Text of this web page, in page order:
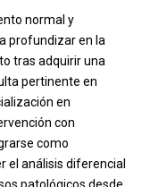
normal y
profundizar en la
tras adquirir una
pertinente en
en
con
como
análisis diferencial